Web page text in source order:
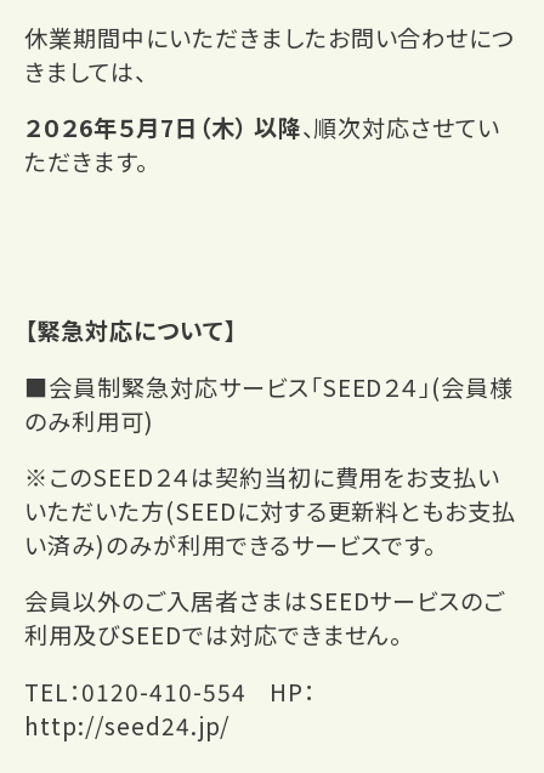
休業期間中にいただきましたお問い合わせにつ
きましては、
２０２6年５月7日（木） 以降、順次対応させてい
ただきます。
【緊急対応について】
■会員制緊急対応サービス「SEED２４」(会員様
のみ利用可)
※このSEED２４は契約当初に費用をお支払い
いただいた方(SEEDに対する更新料ともお支払
い済み)のみが利用できるサービスです。
会員以外のご入居者さまはSEEDサービスのご
利用及びSEEDでは対応できません。
TEL：0120-410-554 HP：
http://seed24.jp/